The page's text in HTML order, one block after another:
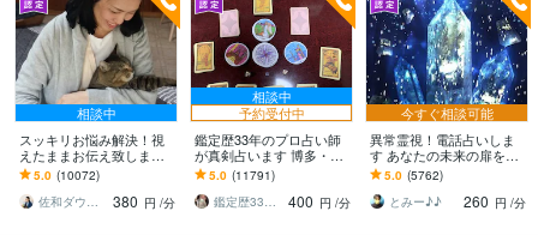
相談中
スッキリお悩み解決！視
えたままお伝え致します
恋愛、結婚、人間関係、
仕事、人生、ペットの気
持ち等◎祈願付き
5.0 (10072)
佐和ダウジング＆スピリットメンター
380 円 /分
相談中
予約受付中
鑑定歴33年のプロ占い師
が真剣占います 博多・廓
屋の純血統占い祈願師
雷鳥
5.0 (11791)
鑑定歴33年のプロ占い師 雷鳥
400 円 /分
今すぐ相談可能
異常霊視！電話占いしま
す あなたの未来の扉を開
けます(^^)
5.0 (5762)
とみー♪♪
260 円 /分